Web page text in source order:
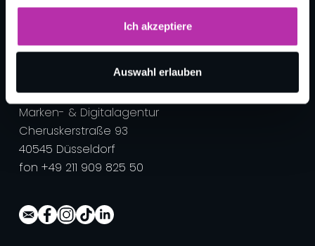
Ich akzeptiere
Auswahl erlauben
nk neue kommunikation ist eine Marke der
better tomorrow communication GmbH
Marken- & Digitalagentur
Cheruskerstraße 93
40545 Düsseldorf
fon +49 211 909 825 50